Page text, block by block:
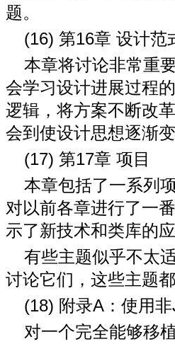
题。
(16) 第16章 设计范
本章将讨论非常重
会学习设计进展过程
逻辑，将方案不断改
会到使设计思想逐渐
(17) 第17章 项目
本章包括了一系列
对以前各章进行了一
示了新技术和类库的
有些主题似乎不太
讨论它们，这些主题
(18) 附录A：使用
对一个完全能够移